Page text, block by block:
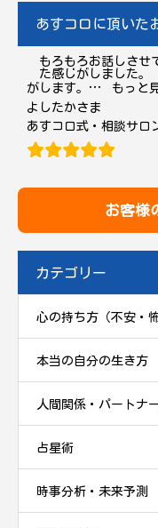
あすコロに頂いた
もろもろお話しさせ
た感じがしました。
がします。 … もっと
よしたかさま
あすコロ式・相談サロ
お客様
カテゴリー
心の持ち方（不安・
本当の自分の生き方
人間関係・パートナ
占星術
時事分析・未来予測